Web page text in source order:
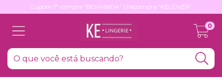
Cupom 1ª compra “BEMVINDA” | Recompra “KELOVER”
0